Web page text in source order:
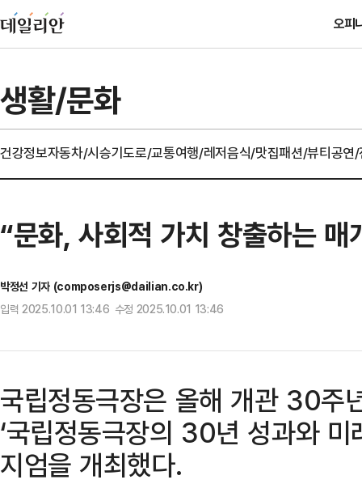
오피
생활/문화
건강정보자동차/시승기도로/교통여행/레저음식/맛집패션/뷰티공연
“문화, 사회적 가치 창출하는
박정선 기자 (composerjs@dailian.co.kr)
입력 2025.10.01 13:46 수정 2025.10.01 13:46
국립정동극장은 올해 개관 30
‘국립정동극장의 30년 성과와
지엄을 개최했다.